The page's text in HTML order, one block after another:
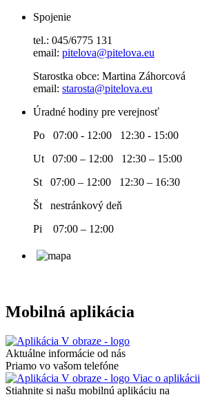
Spojenie
tel.: 045/6775 131
email: pitelova@pitelova.eu
Starostka obce: Martina Záhorcová
email: starosta@pitelova.eu
Úradné hodiny pre verejnosť
Po 07:00 - 12:00 12:30 - 15:00
Ut 07:00 – 12:00 12:30 – 15:00
St 07:00 – 12:00 12:30 – 16:30
Št nestránkový deň
Pi 07:00 – 12:00
Mobilná aplikácia
Aktuálne informácie od nás
Priamo vo vašom telefóne
Viac o aplikácii
Stiahnite si našu mobilnú aplikáciu na